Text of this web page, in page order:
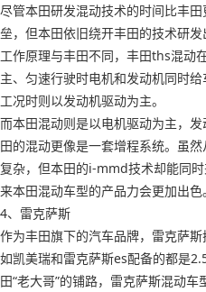
尽管本田研发混动技术的时间比丰
垒，但本田依旧绕开丰田的技术研
工作原理与丰田不同，丰田ths混动
主、匀速行驶时电机和发动机同时
工况时则以发动机驱动为主。
而本田混动则是以电机驱动为主，
田的混动更像是一套增程系统。虽
复杂，但本田的i-mmd技术却能同
来本田混动车型的产品力会更加出色。
4、雷克萨斯
作为丰田旗下的汽车品牌，雷克萨
如凯美瑞和雷克萨斯es配备的都是
田“老大哥”的铺路，雷克萨斯混动